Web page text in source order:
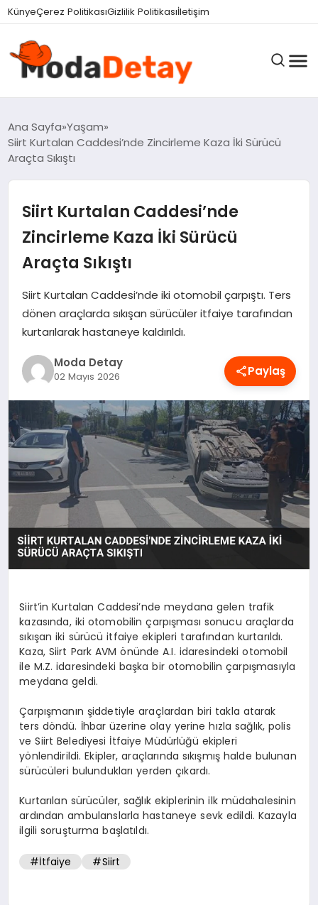
felix markets 360
felix markets yatırım
felix markets pro
felix markets
felix markets app
KünyeÇerez PolitikasıGizlilik Politikasıİletişim
GÜNDEM
DÜNYA
EĞITIM
MAGAZIN
SPOR
TEKNOLOJI
YAŞAM
Ana Sayfa Yaşam
Siirt Kurtalan Caddesi’nde Zincirleme Kaza İki Sürücü
Araçta Sıkıştı
Siirt Kurtalan Caddesi’nde
Zincirleme Kaza İki Sürücü
Araçta Sıkıştı
Siirt Kurtalan Caddesi’nde iki otomobil çarpıştı. Ters
dönen araçlarda sıkışan sürücüler itfaiye tarafından
kurtarılarak hastaneye kaldırıldı.
Moda Detay
02 Mayıs 2026 Paylaş
Siirt’in Kurtalan Caddesi’nde meydana gelen trafik
kazasında, iki otomobilin çarpışması sonucu araçlarda
sıkışan iki sürücü itfaiye ekipleri tarafından kurtarıldı.
Kaza, Siirt Park AVM önünde A.I. idaresindeki otomobil
ile M.Z. idaresindeki başka bir otomobilin çarpışmasıyla
meydana geldi.
Çarpışmanın şiddetiyle araçlardan biri takla atarak
ters döndü. İhbar üzerine olay yerine hızla sağlık, polis
ve Siirt Belediyesi İtfaiye Müdürlüğü ekipleri
yönlendirildi. Ekipler, araçlarında sıkışmış halde bulunan
sürücüleri bulundukları yerden çıkardı.
Kurtarılan sürücüler, sağlık ekiplerinin ilk müdahalesinin
ardından ambulanslarla hastaneye sevk edildi. Kazayla
ilgili soruşturma başlatıldı.
#İtfaiye #Siirt